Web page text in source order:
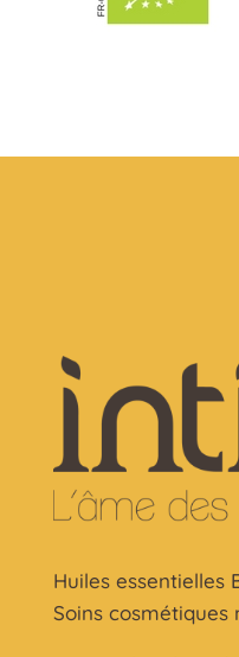
Huiles essentielles
Soins cosmétiques